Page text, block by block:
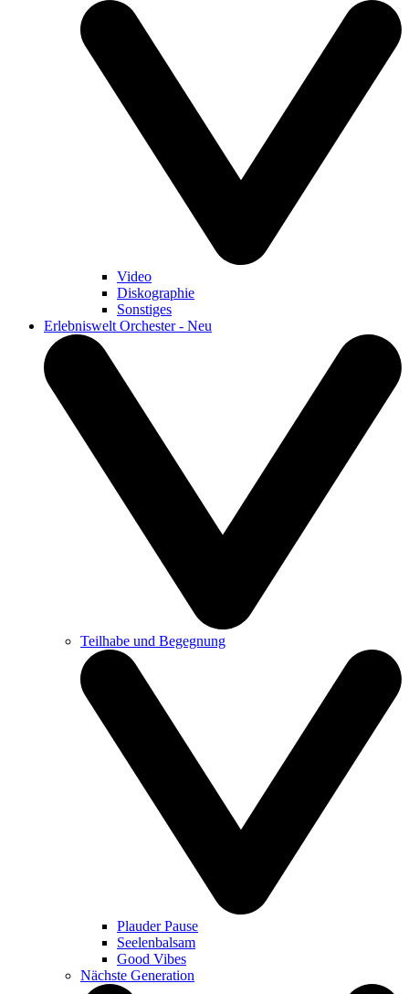
Video
Diskographie
Sonstiges
Erlebniswelt Orchester - Neu
Teilhabe und Begegnung
Plauder Pause
Seelenbalsam
Good Vibes
Nächste Generation